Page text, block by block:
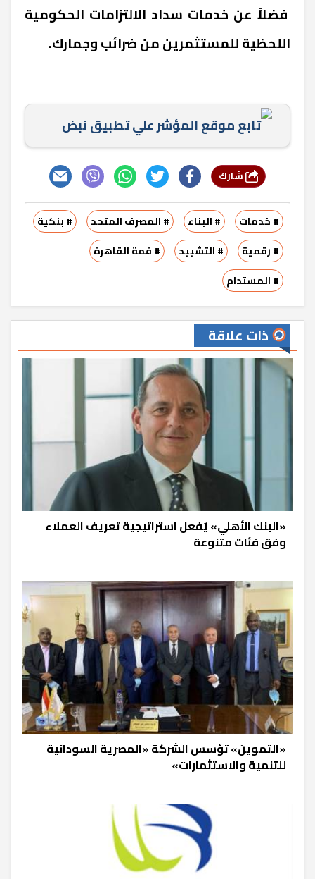
فضلاً عن خدمات سداد الالتزامات الحكومية
اللحظية للمستثمرين من ضرائب وجمارك.
تابع موقع المؤشر علي تطبيق نبض
# خدمات # البناء # المصرف المتحد
# بنكية
# رقمية
# التشييد
# قمة القاهرة
# المستدام
ذات علاقة
«البنك الأهلي» يُفعل استراتيجية تعريف العملاء
وفق فئات متنوعة
«التموين» تؤسس الشركة «المصرية السودانية
للتنمية والاستثمارات»